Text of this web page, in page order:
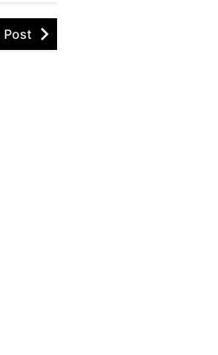
Post